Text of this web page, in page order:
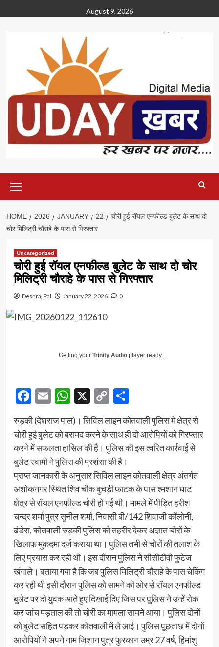
to
August 9, 2026
Menu
HOME 2026 JANUARY 22
चोरी हुई रॉयल एनफील्ड बुलेट के साथ दो
चोर मिलिट्री चौराहे के पास से गिरफ्तार
Uncategorized
चोरी हुई रॉयल एनफील्ड बुलेट के साथ दो चोर
मिलिट्री चौराहे के पास से गिरफ्तार
Deshraj Pal January 22, 2026 0
Getting your Trinity Audioplayer ready...
Facebook
EmailWhatsApp
X Copy
Link
Share
रुड़की (देशराज पाल)। सिविल लाइन कोतवाली पुलिस में क्षेत्र से
चोरी हुई बुलेट को बरामद करने के साथ ही दो आरोपियों को गिरफ्तार
करने में सफलता हासिल की है। पुलिस की इस त्वरित कार्रवाई से
बुलेट स्वामी ने पुलिस की प्रशंसा की है।
प्राप्त जानकारी के अनुसार सिविल लाइन कोतवाली क्षेत्र अंतर्गत
अशोकनगर स्थित शिव चौक बुचड़ी फाटक के पास श्मशान घाट
क्षेत्र से रॉयल एनफील्ड चोरी हो गई थी। मामले में पीड़ित हरीश
चन्द्र शर्मा पुत्र सुनील शर्मा, निवासी बी/142 शिवाजी कॉलोनी,
ढंडेरा, कोतवाली रुड़की पुलिस को तहरीर देकर अज्ञात चोरों के
खिलाफ मुकदमा दर्ज कराया था। पुलिस तभी से चोरों की तलाश के
लिए प्रयास कर रही थी। इस दौरान पुलिस ने सीसीटीवी फुटेज
खंगाले। बताया गया है कि जब पुलिस मिलिट्री चौराहे के पास चेकिंग
कर रही थी इसी दौरान पुलिस को सामने की ओर से रॉयल एनफील्ड
बुलेट पर दो युवक आते हुए दिखाई दिए जिस पर पुलिस ने उन्हें रोक
कर जांच पड़ताल की तो चोरी का मामला सामने आया। पुलिस दोनों
को बुलेट सहित पड़कर कोतवाली में ले आई। पुलिस पूछताछ में दोनों
आरोपियों ने अपने नाम जिशान पुत्र फुरकान उम्र 27 वर्ष, हिमांशु